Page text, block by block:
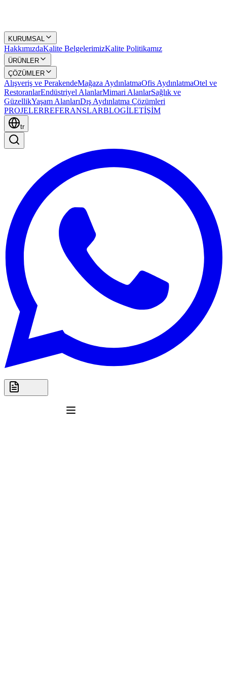
KURUMSAL
HakkımızdaKalite BelgelerimizKalite Politikamız
ÜRÜNLER
ÇÖZÜMLER
Alışveriş ve PerakendeMağaza AydınlatmaOfis AydınlatmaOtel ve
RestoranlarEndüstriyel AlanlarMimari AlanlarSağlık ve
GüzellikYaşam AlanlarıDış Aydınlatma Çözümleri
PROJELERREFERANSLARBLOGİLETİŞİM
tr